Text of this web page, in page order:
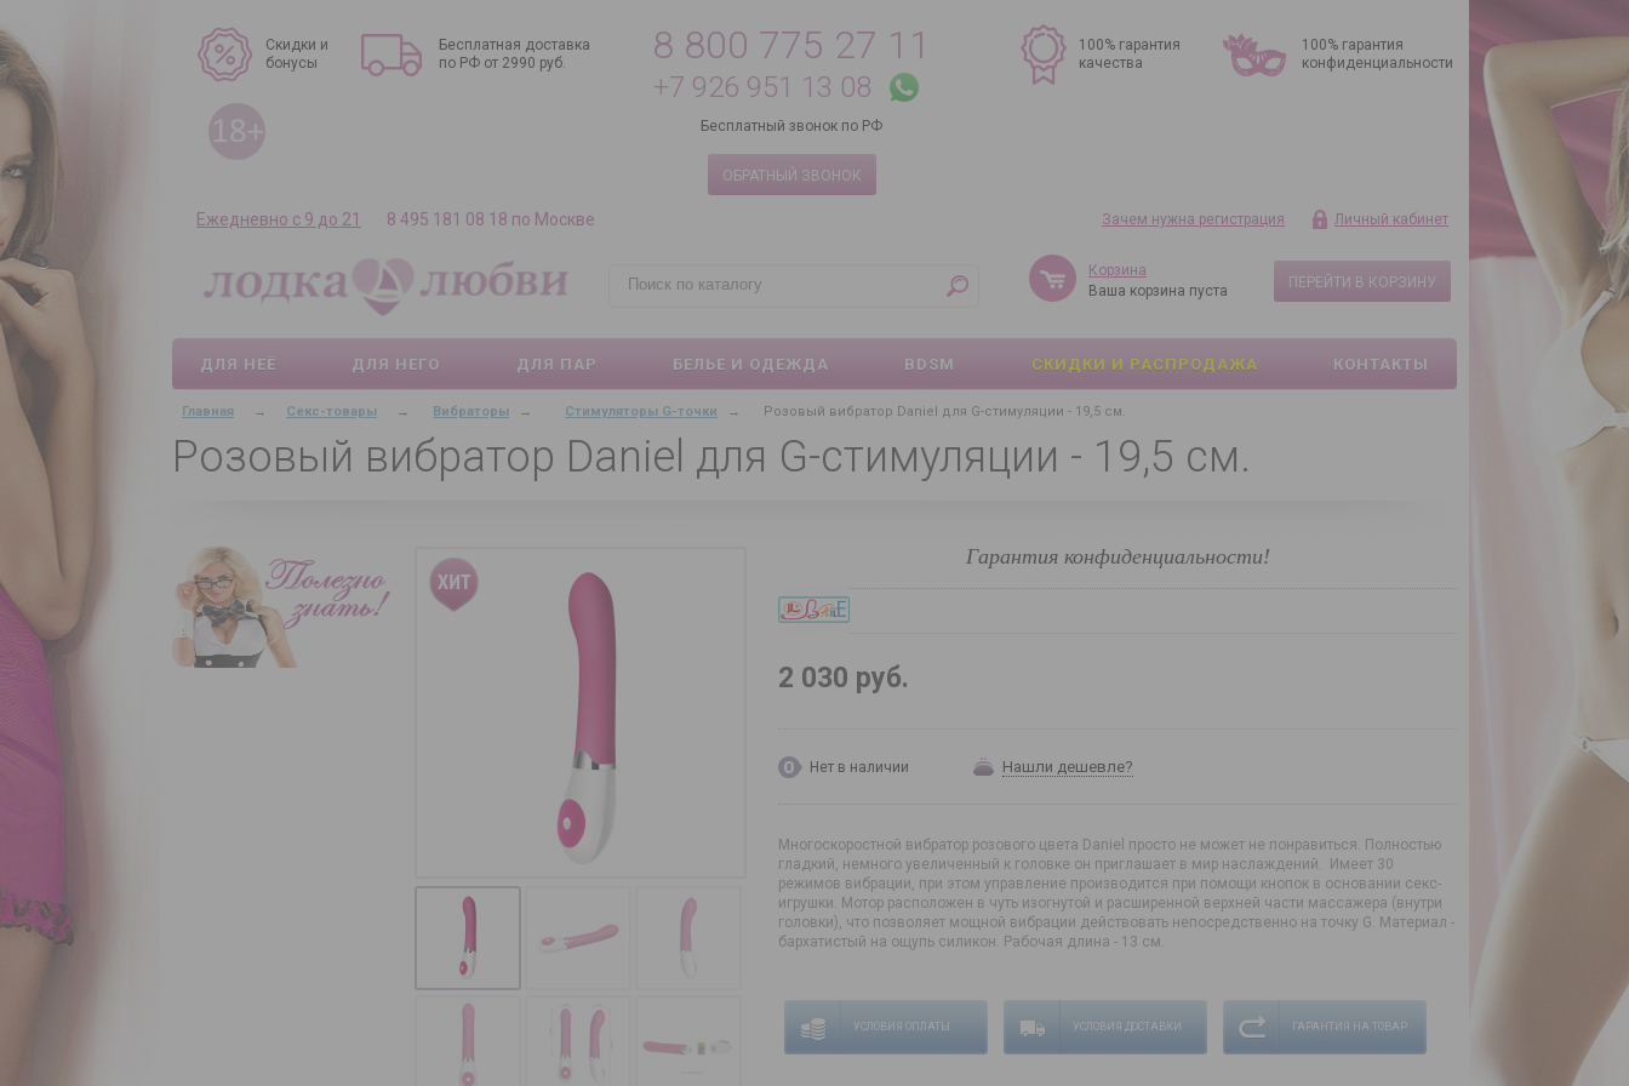
Скидки и
бонусы
Бесплатная доставка
по РФ от 2990 руб.
8 800 775 27 11
+7 926 951 13 08
Бесплатный звонок по РФ
ОБРАТНЫЙ ЗВОНОК
100% гарантия
качества
100% гарантия
конфиденциальности
Зачем нужна регистрация Личный кабинет
Ежедневно с 9 до 21 8 495 181 08 18 по Москве
Корзина
Ваша корзина пуста
ПЕРЕЙТИ В КОРЗИНУ
ДЛЯ НЕЁ ДЛЯ НЕГО ДЛЯ ПАР БЕЛЬЕ И ОДЕЖДА BDSM СКИДКИ И РАСПРОДАЖА КОНТАКТЫ
Главная → Секс-товары → Вибраторы → Стимуляторы G-точки → Розовый вибратор Daniel для G-стимуляции - 19,5 см.
Розовый вибратор Daniel для G-стимуляции - 19,5 см.
Гарантия конфиденциальности!
2 030 руб.
Нет в наличии Нашли дешевле?
Многоскоростной вибратор розового цвета Daniel просто не может не понравиться. Полностью
гладкий, немного увеличенный к головке он приглашает в мир наслаждений. Имеет 30
режимов вибрации, при этом управление производится при помощи кнопок в основании секс-
игрушки. Мотор расположен в чуть изогнутой и расширенной верхней части массажера (внутри
головки), что позволяет мощной вибрации действовать непосредственно на точку G. Материал -
бархатистый на ощупь силикон. Рабочая длина - 13 см.
УСЛОВИЯ ОПЛАТЫ УСЛОВИЯ ДОСТАВКИ ГАРАНТИЯ НА ТОВАР